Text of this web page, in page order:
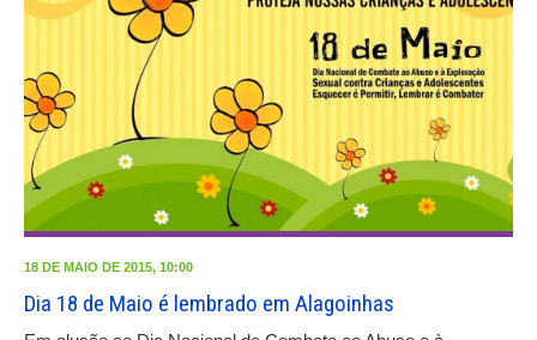
18 DE MAIO DE 2015, 10:00
Dia 18 de Maio é lembrado em Alagoinhas